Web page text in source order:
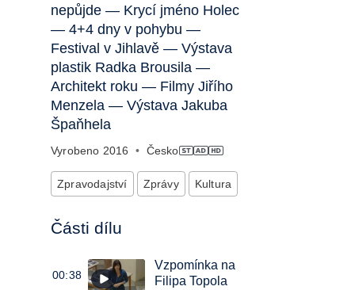
nepůjde — Krycí jméno Holec
— 4+4 dny v pohybu —
Festival v Jihlavě — Výstava
plastik Radka Brousila —
Architekt roku — Filmy Jiřího
Menzela — Výstava Jakuba
Špaňhela
Vyrobeno 2016 • Česko
Zpravodajství Zprávy Kultura
Části dílu
00:38
Vzpomínka na
Filipa Topola